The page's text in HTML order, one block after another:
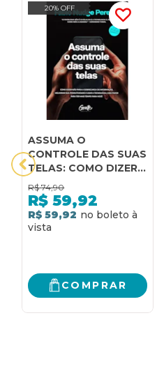
20% OFF
ASSUMA O
CONTROLE DAS SUAS
TELAS: COMO DIZER
NÃO PARA A
SOBRECARGA DE
INFORMAÇÃO,
MELHORAR A
TER MAIS TEMPO
PARA VOCÊ
R$ 74,90
R$ 59,92
R$ 59,92
COMPRAR